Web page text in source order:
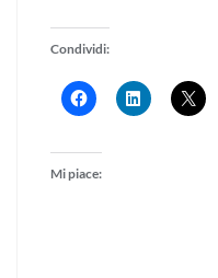
Condividi:
Mi piace: